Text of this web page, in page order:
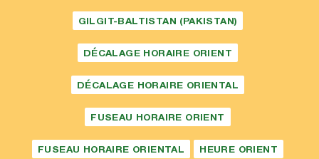
GILGIT-BALTISTAN (PAKISTAN)
DÉCALAGE HORAIRE ORIENT
DÉCALAGE HORAIRE ORIENTAL
FUSEAU HORAIRE ORIENT
FUSEAU HORAIRE ORIENTAL HEURE ORIENT